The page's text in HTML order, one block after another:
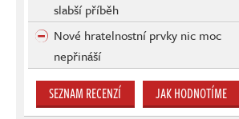
slabší příběh
Nové hratelnostní prvky nic moc
nepřináší
SEZNAM RECENZÍ JAK HODNOTÍME